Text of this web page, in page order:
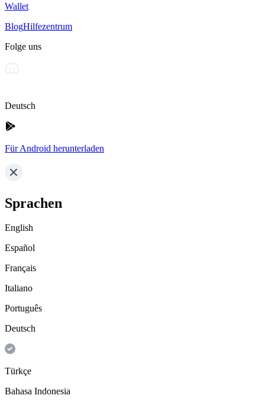
Wallet
BlogHilfezentrum
Folge uns
Deutsch
Für Android herunterladen
Sprachen
English
Español
Français
Italiano
Português
Deutsch
Türkçe
Bahasa Indonesia